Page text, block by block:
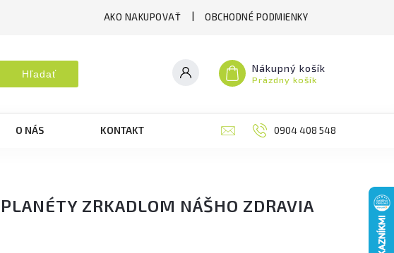
AKO NAKUPOVAŤ OBCHODNÉ PODMIENKY
Hľadať Nákupný košík
Prázdny košík
O NÁS KONTAKT RECENZIE BLOG
0904 408 548
ZRKADLOM NÁŠHO ZDRAVIA